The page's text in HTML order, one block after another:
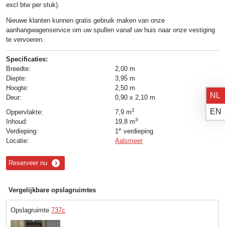
NL
EN
excl btw per stuk).
Nieuwe klanten kunnen gratis gebruik maken van onze
aanhangwagenservice om uw spullen vanaf uw huis naar onze vestiging
te vervoeren.
Specificaties:
Breedte:
2,00 m
Diepte:
3,95 m
Hoogte:
2,50 m
Deur:
0,90 x 2,10 m
Oppervlakte:
7,9 m2
Inhoud: 19,8 m3
Verdieping: 1e verdieping
Locatie:
Aalsmeer
Reserveer nu
Vergelijkbare opslagruimtes
Opslagruimte737c